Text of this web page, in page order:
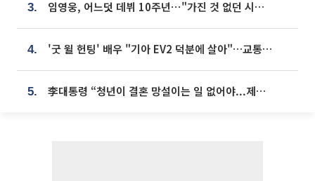
3. 임영웅, 어느덧 데뷔 10주년⋯"가진 것 없던 시절, 내 앞엔 20명의 팬뿐"
4. '굿 윌 헌팅' 배우 "기아 EV2 덕분에 살아"…교통사고 후 안전성 극찬
5. 李대통령 “청년이 결혼 망설이는 일 없어야...제도상 불이익 조사”